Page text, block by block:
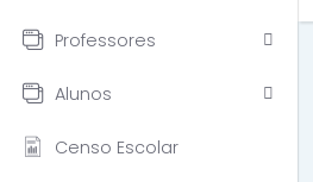
Professores
Alunos
Censo Escolar